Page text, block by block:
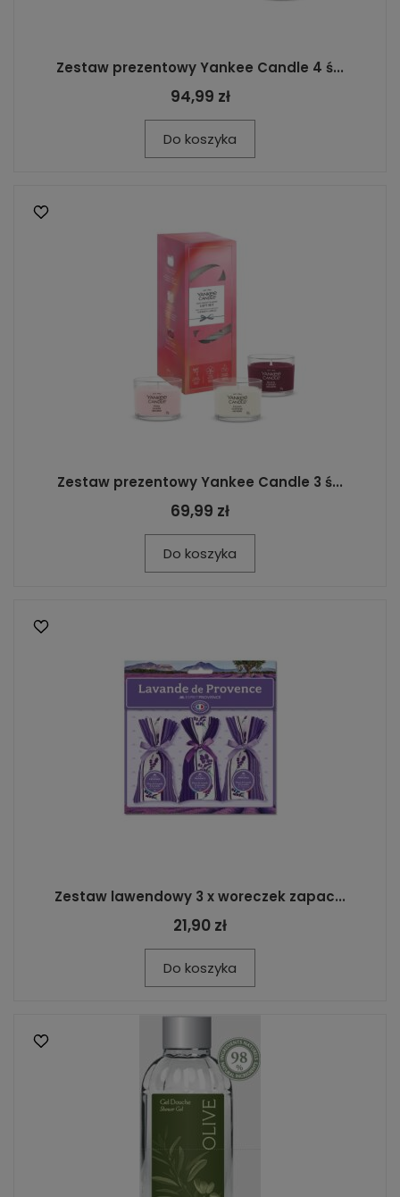
Zestaw prezentowy Yankee Candle 4 ś...
94,99 zł
Do koszyka
Zestaw prezentowy Yankee Candle 3 ś...
69,99 zł
Do koszyka
Zestaw lawendowy 3 x woreczek zapac...
21,90 zł
Do koszyka